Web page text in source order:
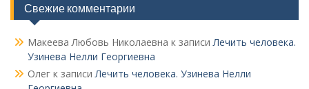
Свежие комментарии
Макеева Любовь Николаевна к записиЛечить человека.
Узинева Нелли Георгиевна
Олег к записиЛечить человека. Узинева Нелли